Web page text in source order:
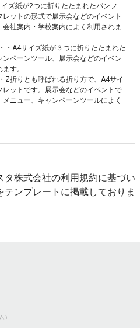
ズ紙が2つに折りたたまれたパンフ
ットの形式で展示会などのイベント
社案内・学校案内によく利用されま
・A4サイズ紙が３つに折りたたまれた
ペーンツール、展示会などのイベン
す。
Z折りとも呼ばれる折り方で、A4サイ
ットです。展示会などのイベントで
ニュー、キャンペーンツールによく
タ株式会社の利用規約に基づい
ンプレートに掲載しておりま
）